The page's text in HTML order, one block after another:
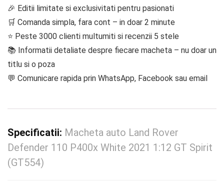
🎉 Editii limitate si exclusivitati pentru pasionati
🛒 Comanda simpla, fara cont – in doar 2 minute
⭐ Peste 3000 clienti multumiti si recenzii 5 stele
📚 Informatii detaliate despre fiecare macheta – nu doar un
titlu si o poza
💬 Comunicare rapida prin WhatsApp, Facebook sau email
Specificatii: Macheta auto Land Rover
Defender 110 P400x White 2021 1:12 GT Spirit
(GT554)